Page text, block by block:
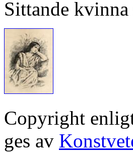
Sittande
Copyright
ges av